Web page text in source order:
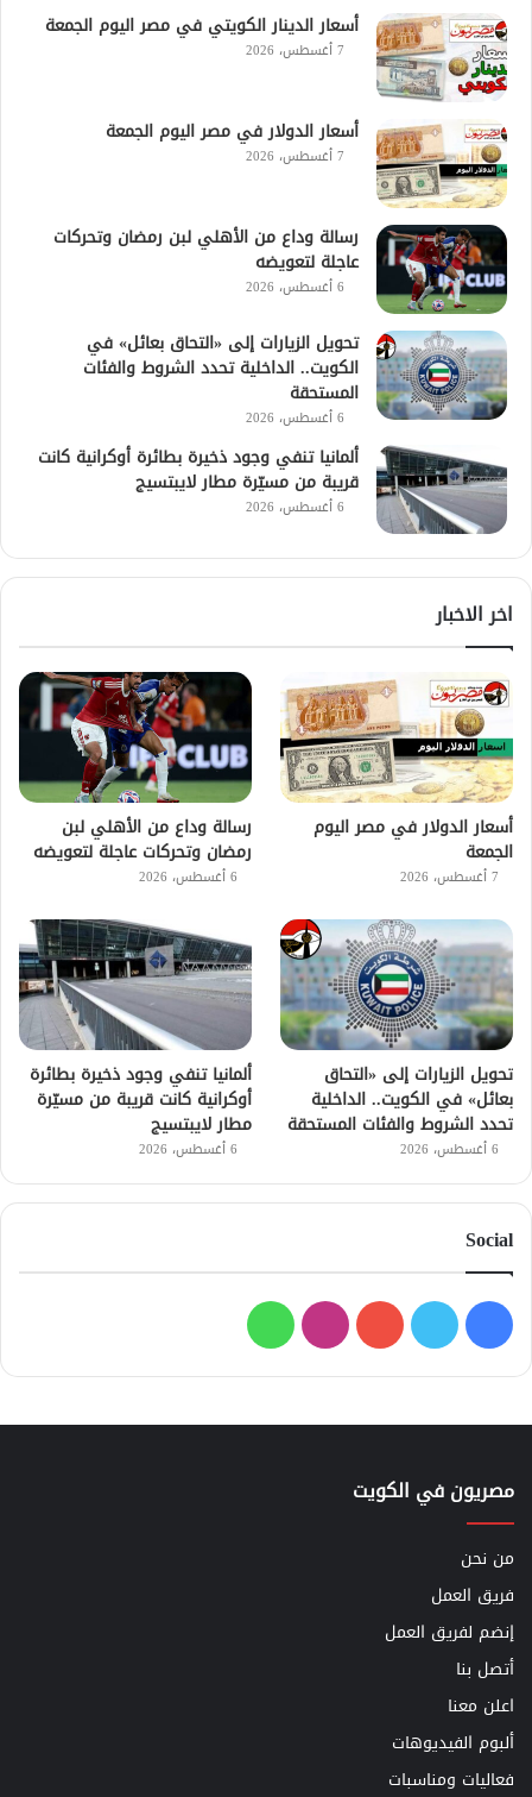
أسعار الدينار الكويتي في مصر اليوم الجمعة
7 أغسطس، 2026
أسعار الدولار في مصر اليوم الجمعة
7 أغسطس، 2026
رسالة وداع من الأهلي لبن رمضان وتحركات
عاجلة لتعويضه
6 أغسطس، 2026
تحويل الزيارات إلى «التحاق بعائل» في
الكويت.. الداخلية تحدد الشروط والفئات
المستحقة
6 أغسطس، 2026
ألمانيا تنفي وجود ذخيرة بطائرة أوكرانية كانت
قريبة من مسيّرة مطار لايبتسيج
6 أغسطس، 2026
اخر الاخبار
أسعار الدولار في مصر اليوم
الجمعة
7 أغسطس، 2026
رسالة وداع من الأهلي لبن
رمضان وتحركات عاجلة لتعويضه
6 أغسطس، 2026
تحويل الزيارات إلى «التحاق
بعائل» في الكويت.. الداخلية
تحدد الشروط والفئات المستحقة
6 أغسطس، 2026
ألمانيا تنفي وجود ذخيرة بطائرة
أوكرانية كانت قريبة من مسيّرة
مطار لايبتسيج
6 أغسطس، 2026
Social
فيسبوك
تويتر يوتيوبانستقرامواتساب
مصريون في الكويت
من نحن
فريق العمل
إنضم لفريق العمل
أتصل بنا
اعلن معنا
ألبوم الفيديوهات
فعاليات ومناسبات